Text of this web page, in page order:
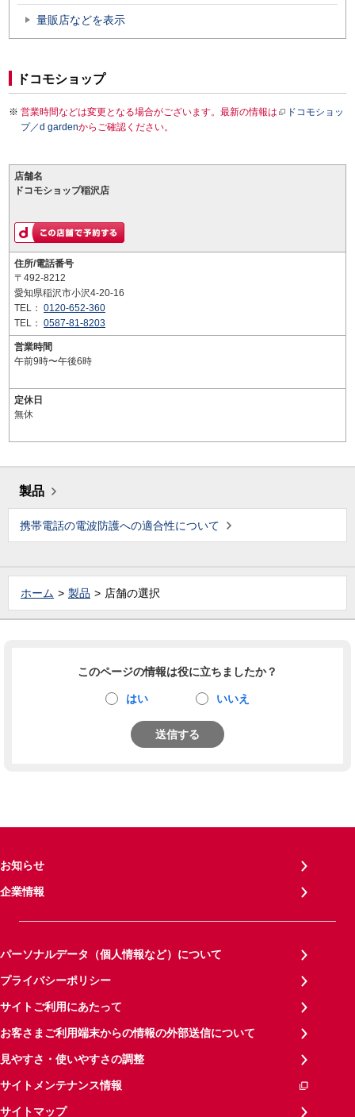
量販店などを表示
ドコモショップ
営業時間などは変更となる場合がございます。最新の情報は
ドコモショッ
プ／d gardenからご確認ください。
店舗名
ドコモショップ稲沢店
住所/電話番号
〒492-8212
愛知県稲沢市小沢4-20-16
TEL： 0120-652-360
TEL： 0587-81-8203
営業時間
午前9時〜午後6時
定休日
無休
製品
携帯電話の電波防護への適合性について
ホーム 製品 店舗の選択
このページの情報は役に立ちましたか？
はい いいえ
送信する
お知らせ
企業情報
パーソナルデータ（個人情報など）について
プライバシーポリシー
サイトご利用にあたって
お客さまご利用端末からの情報の外部送信について
見やすさ・使いやすさの調整
サイトメンテナンス情報
サイトマップ